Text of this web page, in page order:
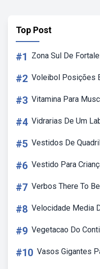
Top Post
#1 Zona Sul De
#2 Voleibol Posições
#3 Vitamina Para
#4 Vidrarias De Um
#5 Vestidos De
#6 Vestido Para
#7 Verbos There To Be
#8 Velocidade Media
#9 Vegetacao Do
#10 Vasos Gigantes